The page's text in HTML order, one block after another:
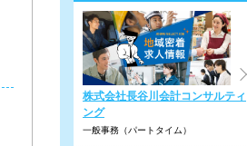
株式会社長谷川会計コンサルティ
ング
一般事務（パートタイム）